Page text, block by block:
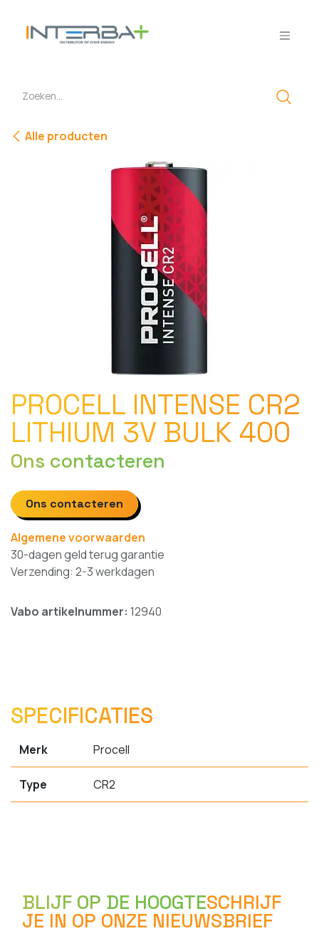
Alle producten
PROCELL INTENSE CR2
LITHIUM 3V BULK 400
Ons contacteren
Ons contacteren
Algemene voorwaarden
30-dagen geld terug garantie
Verzending: 2-3 werkdagen
Vabo artikelnummer: 12940
SPECIFICATIES
Merk Procell
Type CR2
BLIJF OP DE HOOGTESCHRIJF
JE IN OP ONZE NIEUWSBRIEF